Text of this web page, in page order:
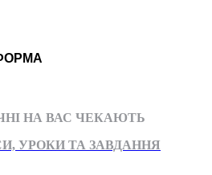
НА ВАС ЧЕКАЮТЬ
УРОКИ ТА ЗАВДАННЯ